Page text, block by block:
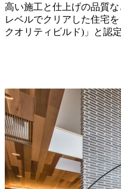
高い施工と仕上げの品質
レベルでクリアした住宅を
クオリティビルド)」と認